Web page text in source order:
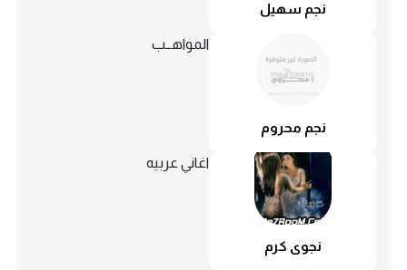
نجم سهيل
نجم محروم
المواهــب
نجوى كرم
اغاني عربيه